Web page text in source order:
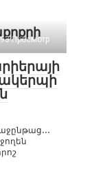
Просмотр